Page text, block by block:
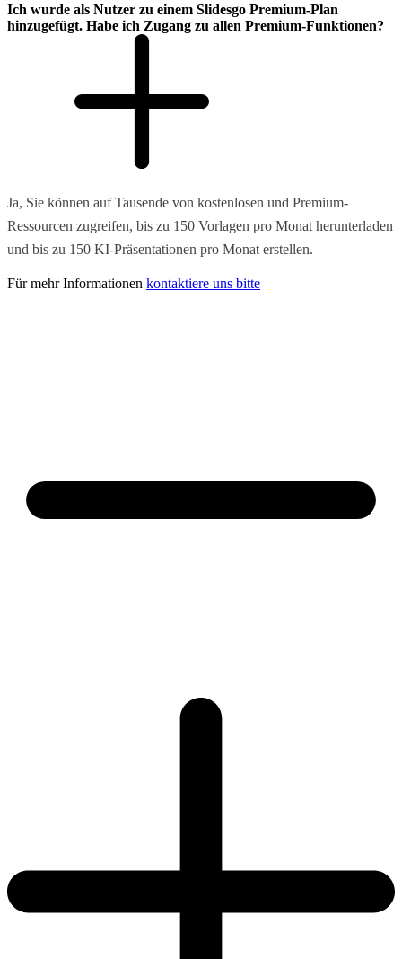
Ich wurde als Nutzer zu einem Slidesgo Premium-Plan
hinzugefügt. Habe ich Zugang zu allen Premium-Funktionen?
Ja, Sie können auf Tausende von kostenlosen und Premium-
Ressourcen zugreifen, bis zu 150 Vorlagen pro Monat herunterladen
und bis zu 150 KI-Präsentationen pro Monat erstellen.
Für mehr Informationen kontaktiere uns bitte